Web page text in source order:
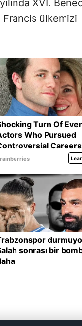
XVI.
ülkemizi